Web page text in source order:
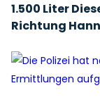
1.500 Liter
Richtung